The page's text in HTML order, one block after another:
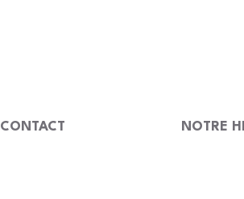
CONTACT NOTRE